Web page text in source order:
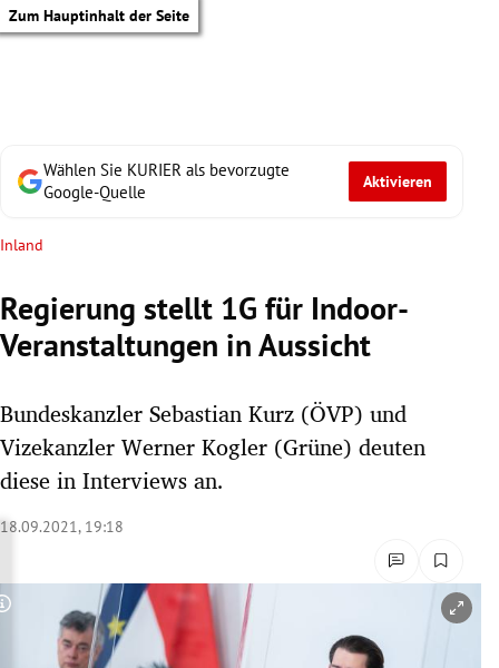
Zum Hauptinhalt der Seite
Untermenü
Untermenü
Untermenü
Wählen Sie KURIER als bevorzugte
Google-Quelle
Aktivieren
Inland
Regierung stellt 1G für Indoor-
Veranstaltungen in Aussicht
Bundeskanzler Sebastian Kurz (ÖVP) und
Vizekanzler Werner Kogler (Grüne) deuten
diese in Interviews an.
18.09.2021, 19:18
Copyright-Hinweis öffnen/schließen